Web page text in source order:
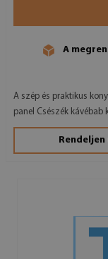
A
A szép és praktikus
panel Csészék kávébab